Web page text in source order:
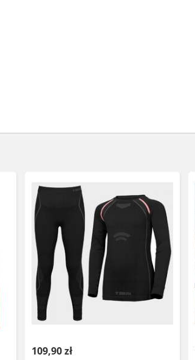
109,90 zł